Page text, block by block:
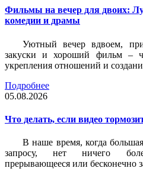
Фильмы на вечер для двоих:
комедии и драмы
Уютный вечер вдвоем,
закуски и хороший фильм –
укрепления отношений и
Подробнее
05.08.2026
Что делать, если видео
В наше время, когда
запросу, нет ничего
прерывающееся или бесконечно